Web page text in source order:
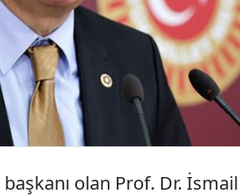
olan Prof. Dr. İsmail